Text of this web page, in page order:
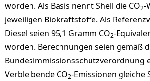
worden. Als Basis nennt Shell die CO2-
jeweiligen Biokraftstoffe. Als
Diesel seien 95,1 Gramm CO2-
worden. Berechnungen seien gemäß
Bundesimmissionsschutzverordnung
Verbleibende CO2-Emissionen gleiche